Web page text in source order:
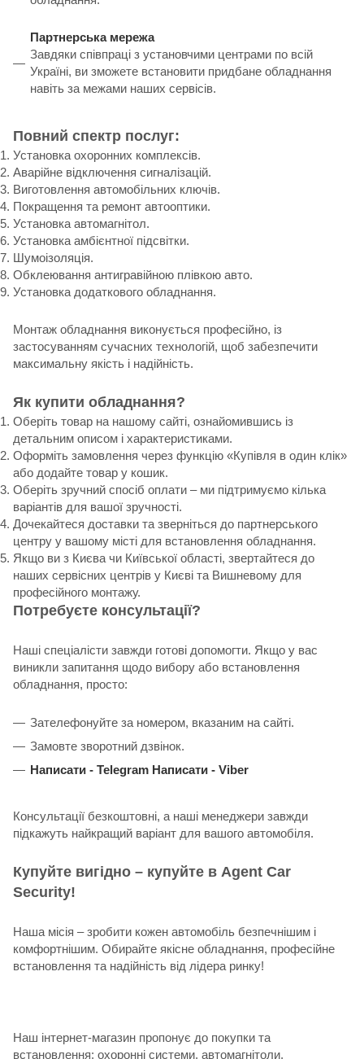
Партнерська мережа
Завдяки співпраці з установчими центрами по всій
Україні, ви зможете встановити придбане обладнання
навіть за межами наших сервісів.
Повний спектр послуг:
Установка охоронних комплексів.
Аварійне відключення сигналізацій.
Виготовлення автомобільних ключів.
Покращення та ремонт автооптики.
Установка автомагнітол.
Установка амбієнтної підсвітки.
Шумоізоляція.
Обклеювання антигравійною плівкою авто.
Установка додаткового обладнання.
Монтаж обладнання виконується професійно, із
застосуванням сучасних технологій, щоб забезпечити
максимальну якість і надійність.
Як купити обладнання?
Оберіть товар на нашому сайті, ознайомившись із
детальним описом і характеристиками.
Оформіть замовлення через функцію «Купівля в один клік»
або додайте товар у кошик.
Оберіть зручний спосіб оплати – ми підтримуємо кілька
варіантів для вашої зручності.
Дочекайтеся доставки та зверніться до партнерського
центру у вашому місті для встановлення обладнання.
Якщо ви з Києва чи Київської області, звертайтеся до
наших сервісних центрів у Києві та Вишневому для
професійного монтажу.
Потребуєте консультації?
Наші спеціалісти завжди готові допомогти. Якщо у вас
виникли запитання щодо вибору або встановлення
обладнання, просто:
Зателефонуйте за номером, вказаним на сайті.
Замовте зворотний дзвінок.
Написати - Telegram Написати - Viber
Консультації безкоштовні, а наші менеджери завжди
підкажуть найкращий варіант для вашого автомобіля.
Купуйте вигідно – купуйте в Agent Car
Security!
Наша місія – зробити кожен автомобіль безпечнішим і
комфортнішим. Обирайте якісне обладнання, професійне
встановлення та надійність від лідера ринку!
Наш інтернет-магазин пропонує до покупки та
встановлення: охоронні системи, автомагнітоли,